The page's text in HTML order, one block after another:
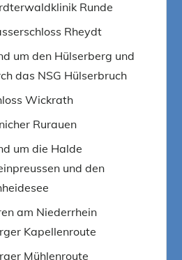
Runde
Rheydt
um den Hülserberg und
das NSG Hülserbruch
Wickrath
Rurauen
um die Halde
und den
am Niederrhein
Kapellenroute
Mühlenroute